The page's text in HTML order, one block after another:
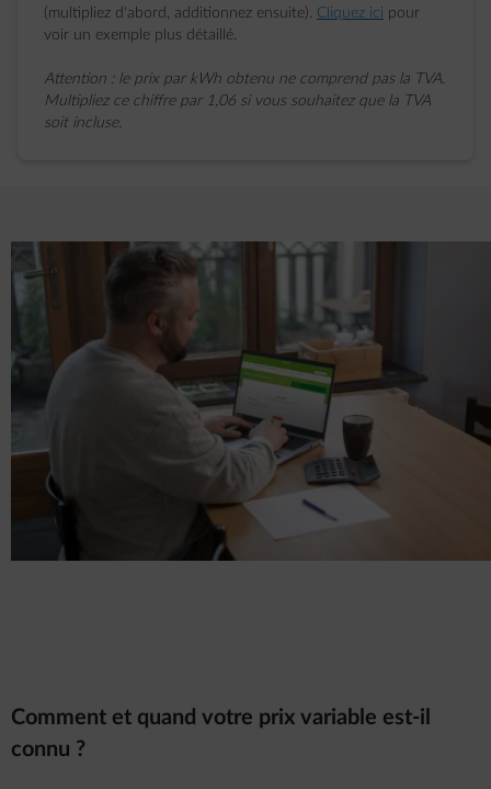
(multipliez d'abord, additionnez ensuite). Cliquez ici pour
voir un exemple plus détaillé.
Attention : le prix par kWh obtenu ne comprend pas la TVA.
Multipliez ce chiffre par 1,06 si vous souhaitez que la TVA
soit incluse.
Comment et quand votre prix variable est-il
connu ?